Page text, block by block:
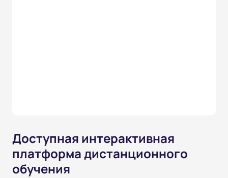
Доступная интерактивная
платформа дистанционного
обучения